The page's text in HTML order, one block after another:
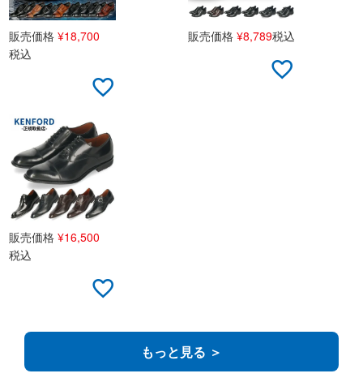
販売価格 ¥18,700
税込
販売価格 ¥8,789税込
販売価格 ¥16,500
税込
もっと見る ＞